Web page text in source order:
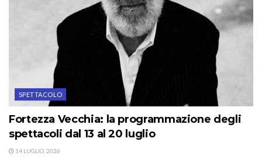
SPETTACOLO
Fortezza Vecchia: la programmazione degli
spettacoli dal 13 al 20 luglio
14 LUGLIO, 2026